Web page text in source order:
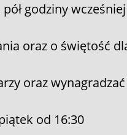
godziny wcześniej
oraz o świętość
oraz wynagradzać
od 16:30